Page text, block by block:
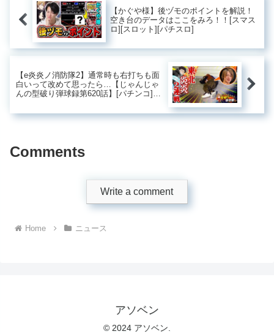
【かぐや様】後ヅモのポイントを解説！
空き台のデータはここをみろ！！[スマス
ロ][スロット][パチスロ]
【e炎炎ノ消防隊2】通常時も右打ちも面
白いって改めて思ったら…【じゃんじゃ
んの型破り弾球録第620話】[パチンコ]#
Comments
Write a comment
Home ニュース
アソベン
© 2024 アソベン.